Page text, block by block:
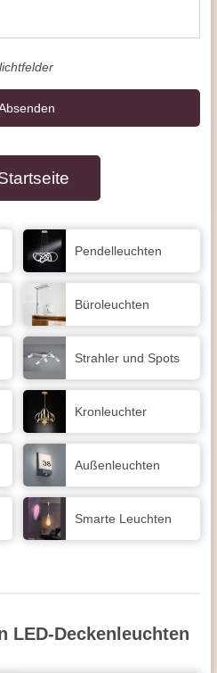
Pendel­leuchten
Büroleuchten
Strahler und Spots
Kronleuchter
Außen­leuchten
Smarte Leuchten
LED-Deckenleuchten